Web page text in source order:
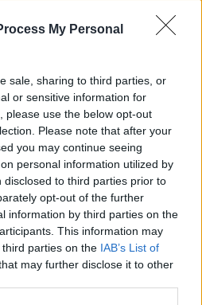
My Personal
sale, sharing to third parties, or
or sensitive information for
please use the below opt-out
Please note that after your
you may continue seeing
personal information utilized by
to third parties prior to
opt-out of the further
information by third parties on the
This information may
parties on the IAB’s List of
may further disclose it to other